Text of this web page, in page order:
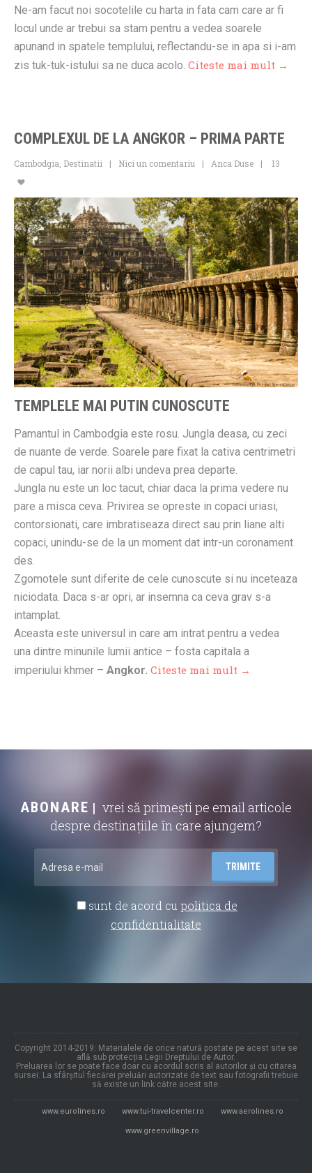
Ne-am facut noi socotelile cu harta in fata cam care ar fi
locul unde ar trebui sa stam pentru a vedea soarele
apunand in spatele templului, reflectandu-se in apa si i-am
zis tuk-tuk-istului sa ne duca acolo. Citeste mai mult →
COMPLEXUL DE LA ANGKOR – PRIMA PARTE
Cambodgia Destinatii Nici un comentariu Anca Duse 13
TEMPLELE MAI PUTIN CUNOSCUTE
Pamantul in Cambodgia este rosu. Jungla deasa, cu zeci
de nuante de verde. Soarele pare fixat la cativa centrimetri
de capul tau, iar norii albi undeva prea departe.
Jungla nu este un loc tacut, chiar daca la prima vedere nu
pare a misca ceva. Privirea se opreste in copaci uriasi,
contorsionati, care imbratiseaza direct sau prin liane alti
copaci, unindu-se de la un moment dat intr-un coronament
des.
Zgomotele sunt diferite de cele cunoscute si nu inceteaza
niciodata. Daca s-ar opri, ar insemna ca ceva grav s-a
intamplat.
Aceasta este universul in care am intrat pentru a vedea
una dintre minunile lumii antice – fosta capitala a
imperiului khmer – Angkor. Citeste mai mult →
ABONARE
vrei să primești pe email articole
despre destinațiile în care ajungem?
sunt de acord cu politica de
confidentialitate
Copyright 2014-2019: Materialele de orice natură postate pe acest site se
află sub protecția Legii Dreptului de Autor.
Preluarea lor se poate face doar cu acordul scris al autorilor și cu citarea
sursei. La sfârșitul fiecărei preluări autorizate de text sau fotografii trebuie
să existe un link către acest site.
www.eurolines.ro www.tui-travelcenter.ro www.aerolines.ro
www.greenvillage.ro